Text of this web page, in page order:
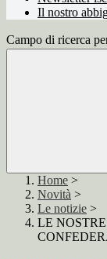
Il nostro
Campo di ricerca
Home >
Novità >
Le notizie >
LE